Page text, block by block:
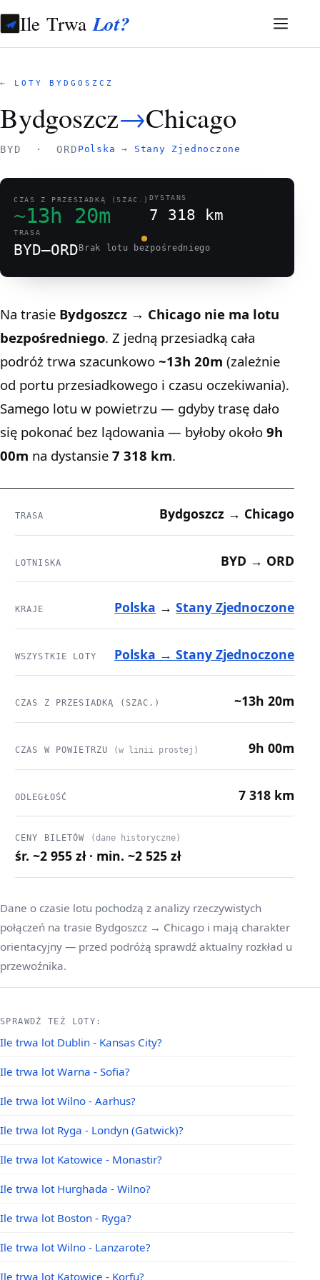
Ile TrwaLot?
← LOTY BYDGOSZCZ
Bydgoszcz→Chicago
BYD · ORD Polska → Stany Zjednoczone
CZAS Z PRZESIADKĄ (SZAC.)
~13h 20m
DYSTANS
7 318 km
TRASA
BYD–ORDBrak lotu bezpośredniego
Na trasie Bydgoszcz → Chicago nie ma lotu
bezpośredniego. Z jedną przesiadką cała
podróż trwa szacunkowo ~13h 20m (zależnie
od portu przesiadkowego i czasu oczekiwania).
Samego lotu w powietrzu — gdyby trasę dało
się pokonać bez lądowania — byłoby około 9h
00m na dystansie 7 318 km.
TRASA Bydgoszcz → Chicago
LOTNISKA BYD → ORD
KRAJE Polska →Stany Zjednoczone
WSZYSTKIE LOTY Polska → Stany Zjednoczone
CZAS Z PRZESIADKĄ (SZAC.) ~13h 20m
CZAS W POWIETRZU (w linii prostej) 9h 00m
ODLEGŁOŚĆ 7 318 km
CENY BILETÓW (dane historyczne)
śr. ~2 955 zł · min. ~2 525 zł
Dane o czasie lotu pochodzą z analizy rzeczywistych
połączeń na trasie Bydgoszcz → Chicago i mają charakter
orientacyjny — przed podróżą sprawdź aktualny rozkład u
przewoźnika.
SPRAWDŹ TEŻ LOTY:
Ile trwa lot Dublin - Kansas City?
Ile trwa lot Warna - Sofia?
Ile trwa lot Wilno - Aarhus?
Ile trwa lot Ryga - Londyn (Gatwick)?
Ile trwa lot Katowice - Monastir?
Ile trwa lot Hurghada - Wilno?
Ile trwa lot Boston - Ryga?
Ile trwa lot Wilno - Lanzarote?
Ile trwa lot Katowice - Korfu?